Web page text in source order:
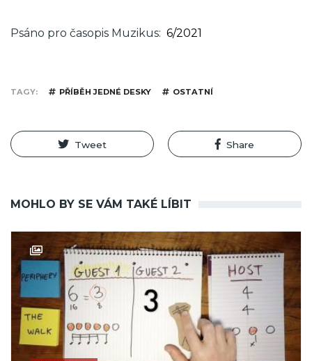
Psáno pro časopis Muzikus 6/2021
TAGY PŘÍBĚH JEDNÉ DESKY OSTATNÍ
Tweet Share
MOHLO BY SE VÁM TAKÉ LÍBIT